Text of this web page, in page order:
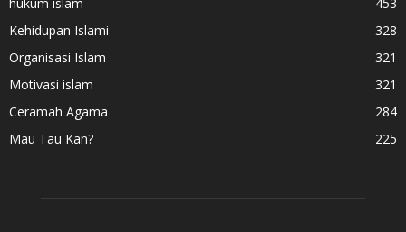
hukum islam
453
Kehidupan Islami
328
Organisasi Islam
321
Motivasi islam
321
Ceramah Agama
284
Mau Tau Kan?
225